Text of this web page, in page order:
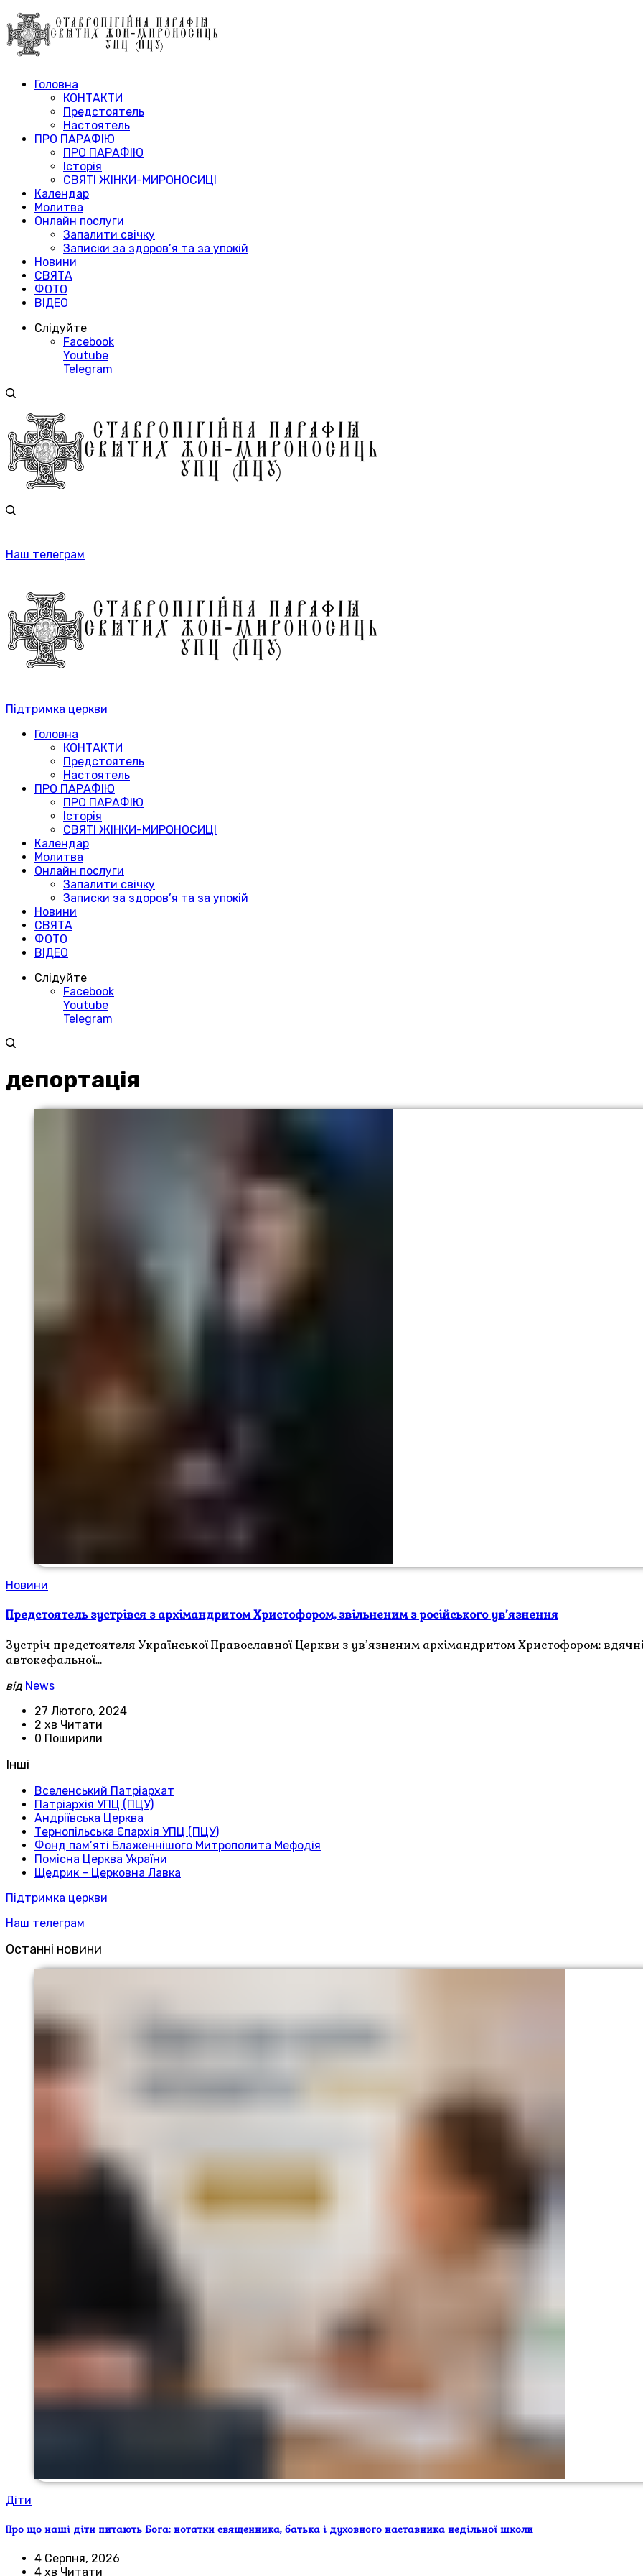
Головна
КОНТАКТИ
Предстоятель
Настоятель
ПРО ПАРАФІЮ
ПРО ПАРАФІЮ
Історія
СВЯТІ ЖІНКИ-МИРОНОСИЦІ
Календар
Молитва
Онлайн послуги
Запалити свічку
Записки за здоров’я та за упокій
Новини
СВЯТА
ФОТО
ВІДЕО
Слідуйте
Facebook
Youtube
Telegram
Наш телеграм
Підтримка церкви
Головна
КОНТАКТИ
Предстоятель
Настоятель
ПРО ПАРАФІЮ
ПРО ПАРАФІЮ
Історія
СВЯТІ ЖІНКИ-МИРОНОСИЦІ
Календар
Молитва
Онлайн послуги
Запалити свічку
Записки за здоров’я та за упокій
Новини
СВЯТА
ФОТО
ВІДЕО
Слідуйте
Facebook
Youtube
Telegram
депортація
Новини
Предстоятель зустрівся з архімандритом Христофором, звільненим з російського ув’язнення
Зустріч предстоятеля Української Православної Церкви з ув’язненим архімандритом Христофором:
автокефальної…
від News
27 Лютого, 2024
2 хв Читати
0 Поширили
Інші
Вселенський Патріархат
Патріархія УПЦ (ПЦУ)
Андріївська Церква
Тернопільська Єпархія УПЦ (ПЦУ)
Фонд пам’яті Блаженнішого Митрополита Мефодія
Помісна Церква України
Щедрик – Церковна Лавка
Підтримка церкви
Наш телеграм
Останні новини
Діти
Про що наші діти питають Бога: нотатки священника, батька і духовного наставника недільної школи
4 Серпня, 2026
4 хв Читати